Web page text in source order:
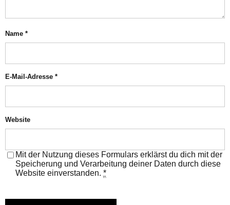
Name *
E-Mail-Adresse *
Website
Mit der Nutzung dieses Formulars erklärst du dich mit der
Speicherung und Verarbeitung deiner Daten durch diese
Website einverstanden. *